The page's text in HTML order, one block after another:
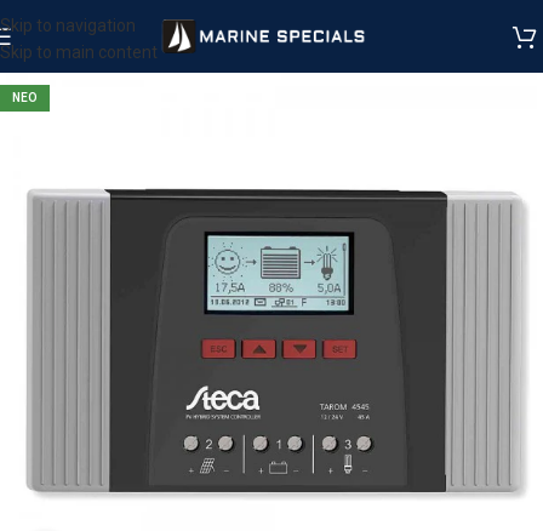
Skip to navigation
Skip to main content
ΝΕΟ